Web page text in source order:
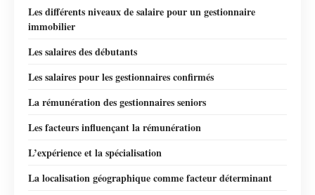
Les différents niveaux de salaire pour un gestionnaire
immobilier
Les salaires des débutants
Les salaires pour les gestionnaires confirmés
La rémunération des gestionnaires seniors
Les facteurs influençant la rémunération
L’expérience et la spécialisation
La localisation géographique comme facteur déterminant